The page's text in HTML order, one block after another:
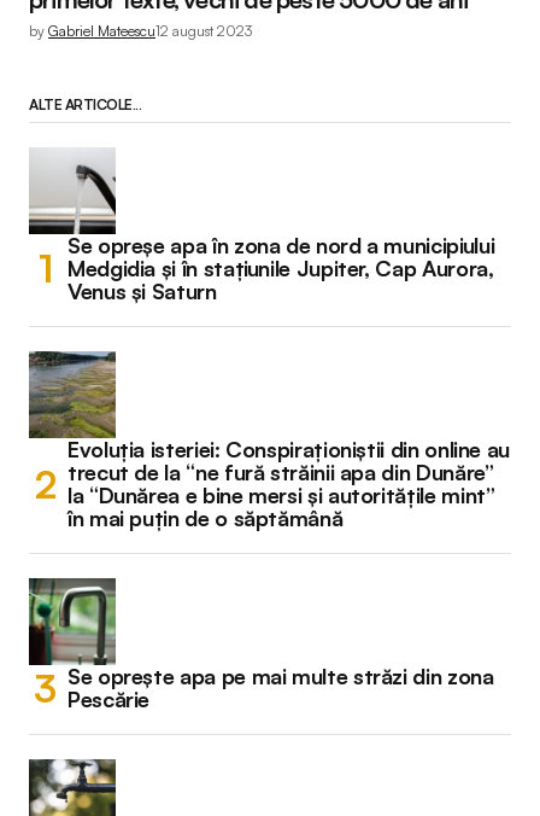
by Gabriel Mateescu12 august 2023
ALTE ARTICOLE...
Se opreșe apa în zona de nord a municipiului
Medgidia și în stațiunile Jupiter, Cap Aurora,
Venus și Saturn
Evoluția isteriei: Conspiraționiștii din online au
trecut de la “ne fură străinii apa din Dunăre”
la “Dunărea e bine mersi și autoritățile mint”
în mai puțin de o săptămână
Se oprește apa pe mai multe străzi din zona
Pescărie